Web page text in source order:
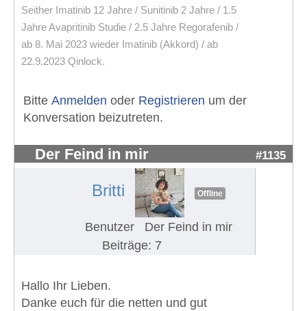
Seither Imatinib 12 Jahre / Sunitinib 2 Jahre / 1.5
Jahre Avapritinib Studie / 2.5 Jahre Regorafenib /
ab 8. Mai 2023 wieder Imatinib (Akkord) / ab
22.9.2023 Qinlock.
Bitte Anmelden oder Registrieren um der
Konversation beizutreten.
Der Feind in mir #1135
Britti Offline
Benutzer
Der Feind in mir
Beiträge: 7
Hallo Ihr Lieben.
Danke euch für die netten und gut